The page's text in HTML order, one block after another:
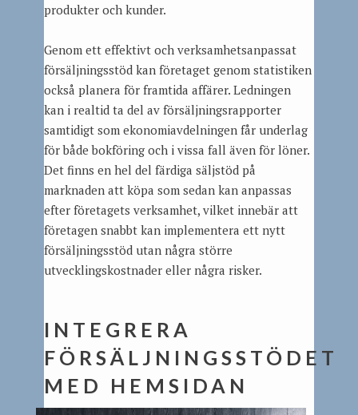
produkter och kunder.
Genom ett effektivt och verksamhetsanpassat
försäljningsstöd kan företaget genom statistiken
också planera för framtida affärer. Ledningen
kan i realtid ta del av försäljningsrapporter
samtidigt som ekonomiavdelningen får underlag
för både bokföring och i vissa fall även för löner.
Det finns en hel del färdiga säljstöd på
marknaden att köpa som sedan kan anpassas
efter företagets verksamhet, vilket innebär att
företagen snabbt kan implementera ett nytt
försäljningsstöd utan några större
utvecklingskostnader eller några risker.
INTEGRERA
FÖRSÄLJNINGSSTÖDET
MED HEMSI DAN